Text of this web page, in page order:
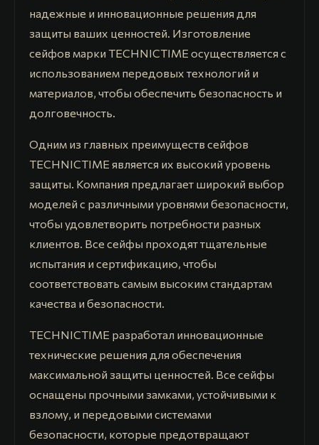
надежные и инновационные решения для
защиты ваших ценностей. Изготовление
сейфов марки TECHNICTIME осуществляется с
использованием передовых технологий и
материалов, чтобы обеспечить безопасность и
долговечность.
Одним из главных преимуществ сейфов
TECHNICTIME является их высокий уровень
защиты. Компания предлагает широкий выбор
моделей с различными уровнями безопасности,
чтобы удовлетворить потребности разных
клиентов. Все сейфы проходят тщательные
испытания и сертификацию, чтобы
соответствовать самым высоким стандартам
качества и безопасности.
TECHNICTIME разработал инновационные
технические решения для обеспечения
максимальной защиты ценностей. Все сейфы
оснащены прочными замками, устойчивыми к
взлому, и передовыми системами
безопасности, которые предотвращают